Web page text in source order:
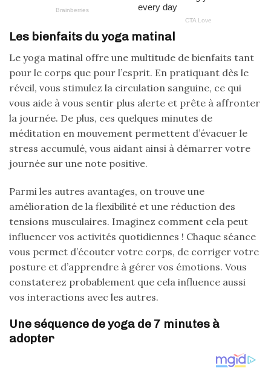
Les bienfaits du yoga matinal
Le yoga matinal offre une multitude de bienfaits tant
pour le corps que pour l’esprit. En pratiquant dès le
réveil, vous stimulez la circulation sanguine, ce qui
vous aide à vous sentir plus alerte et prête à affronter
la journée. De plus, ces quelques minutes de
méditation en mouvement permettent d’évacuer le
stress accumulé, vous aidant ainsi à démarrer votre
journée sur une note positive.
Parmi les autres avantages, on trouve une
amélioration de la flexibilité et une réduction des
tensions musculaires. Imaginez comment cela peut
influencer vos activités quotidiennes ! Chaque séance
vous permet d’écouter votre corps, de corriger votre
posture et d’apprendre à gérer vos émotions. Vous
constaterez probablement que cela influence aussi
vos interactions avec les autres.
Une séquence de yoga de 7 minutes à
adopter